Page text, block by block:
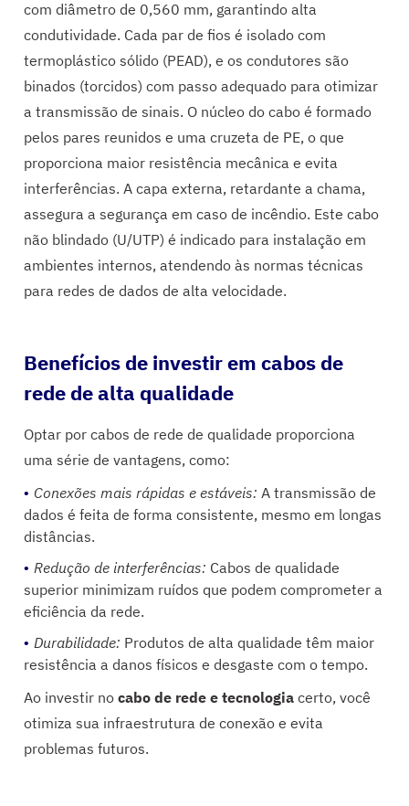
com diâmetro de 0,560 mm, garantindo alta
condutividade. Cada par de fios é isolado com
termoplástico sólido (PEAD), e os condutores são
binados (torcidos) com passo adequado para otimizar
a transmissão de sinais. O núcleo do cabo é formado
pelos pares reunidos e uma cruzeta de PE, o que
proporciona maior resistência mecânica e evita
interferências. A capa externa, retardante a chama,
assegura a segurança em caso de incêndio. Este cabo
não blindado (U/UTP) é indicado para instalação em
ambientes internos, atendendo às normas técnicas
para redes de dados de alta velocidade.
Benefícios de investir em cabos de
rede de alta qualidade
Optar por cabos de rede de qualidade proporciona
uma série de vantagens, como:
Conexões mais rápidas e estáveis: A transmissão de
dados é feita de forma consistente, mesmo em longas
distâncias.
Redução de interferências: Cabos de qualidade
superior minimizam ruídos que podem comprometer a
eficiência da rede.
Durabilidade: Produtos de alta qualidade têm maior
resistência a danos físicos e desgaste com o tempo.
Ao investir no cabo de rede e tecnologia certo, você
otimiza sua infraestrutura de conexão e evita
problemas futuros.